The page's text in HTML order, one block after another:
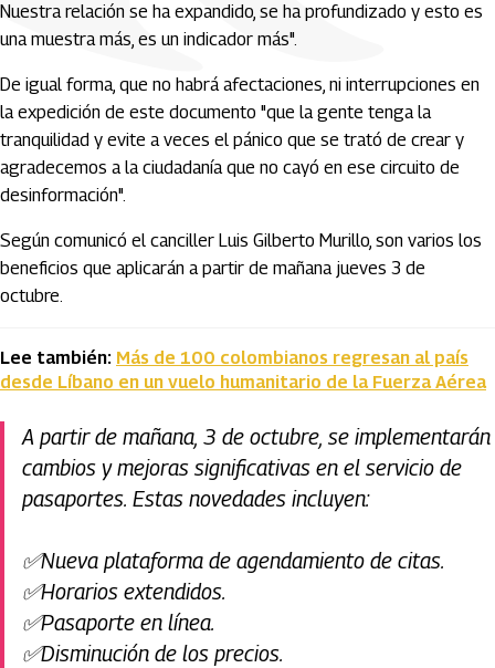
Nuestra relación se ha expandido, se ha profundizado y esto es
una muestra más, es un indicador más".
De igual forma, que no habrá afectaciones, ni interrupciones en
la expedición de este documento "que la gente tenga la
tranquilidad y evite a veces el pánico que se trató de crear y
agradecemos a la ciudadanía que no cayó en ese circuito de
desinformación".
Según comunicó el canciller Luis Gilberto Murillo, son varios los
beneficios que aplicarán a partir de mañana jueves 3 de
octubre.
Lee también: Más de 100 colombianos regresan al país
desde Líbano en un vuelo humanitario de la Fuerza Aérea
A partir de mañana, 3 de octubre, se implementarán
cambios y mejoras significativas en el servicio de
pasaportes. Estas novedades incluyen:
✅Nueva plataforma de agendamiento de citas.
✅Horarios extendidos.
✅Pasaporte en línea.
✅Disminución de los precios.